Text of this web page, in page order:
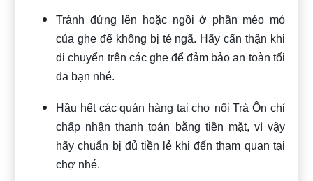
Tránh đứng lên hoặc ngồi ở phần méo mó
của ghe để không bị té ngã. Hãy cẩn thận khi
di chuyển trên các ghe để đảm bảo an toàn tối
đa bạn nhé.
Hầu hết các quán hàng tại chợ nổi Trà Ôn chỉ
chấp nhận thanh toán bằng tiền mặt, vì vậy
hãy chuẩn bị đủ tiền lẻ khi đến tham quan tại
chợ nhé.